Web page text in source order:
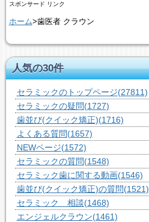
スポンサード リンク
ホーム>歯医者 クラウン
人気の30件
セラミックのトップページ(27811)
セラミックの疑問(1727)
歯並び(クイック矯正)(1716)
よくある質問(1657)
NEWページ(1572)
セラミックの質問(1548)
セラミック歯に関する動画(1546)
歯並び(クイック矯正)の質問(1521)
セラミック 相談(1468)
エンジェルクラウン(1461)